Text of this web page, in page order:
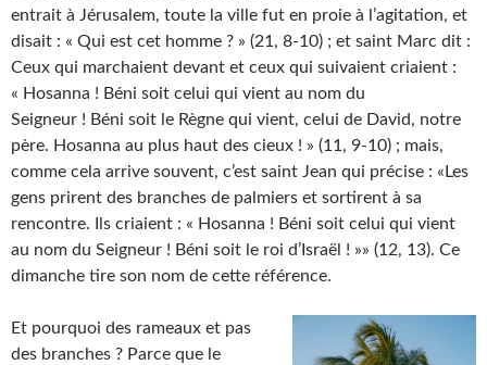
entrait à Jérusalem, toute la ville fut en proie à l’agitation, et
disait : « Qui est cet homme ? » (21, 8-10) ; et saint Marc dit :
Ceux qui marchaient devant et ceux qui suivaient criaient :
« Hosanna ! Béni soit celui qui vient au nom du
Seigneur ! Béni soit le Règne qui vient, celui de David, notre
père. Hosanna au plus haut des cieux ! » (11, 9-10) ; mais,
comme cela arrive souvent, c’est saint Jean qui précise : «Les
gens prirent des branches de palmiers et sortirent à sa
rencontre. Ils criaient : « Hosanna ! Béni soit celui qui vient
au nom du Seigneur ! Béni soit le roi d’Israël ! »» (12, 13). Ce
dimanche tire son nom de cette référence.
Et pourquoi des rameaux et pas
des branches ? Parce que le